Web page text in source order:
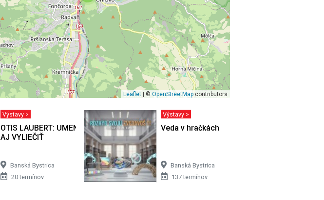
Leaflet | ©OpenStreetMap contributors
Výstavy >
OTIS LAUBERT: UMENIE BY VÁS MOHLO
AJ VYLIEČIŤ
Banská Bystrica
20 termínov
Výstavy >
Veda v hračkách
Banská Bystrica
137 termínov